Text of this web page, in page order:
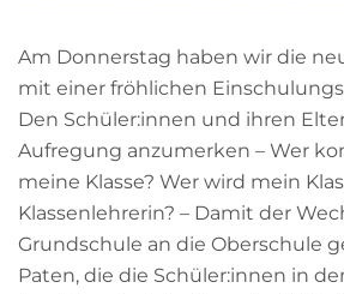
Am Donnerstag haben wir die
mit einer fröhlichen
Den Schüler:innen und ihren
Aufregung anzumerken – Wer
meine Klasse? Wer wird mein
Klassenlehrerin? – Damit der
Grundschule an die Oberschule
Paten, die die Schüler:innen in